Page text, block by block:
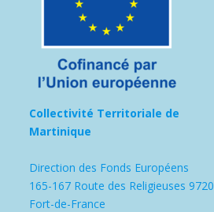
Collectivité Territoriale de
Martinique
Direction des Fonds Européens
165-167 Route des Religieuses
Fort-de-France